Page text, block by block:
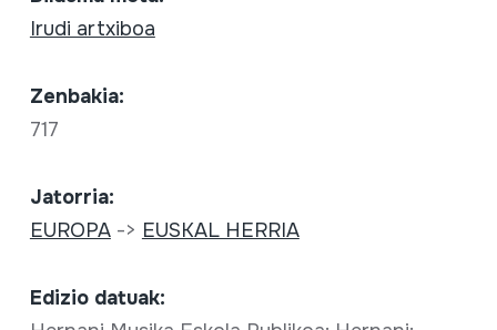
Irudi artxiboa
Zenbakia:
717
Jatorria:
EUROPA-> EUSKAL HERRIA
Edizio datuak: